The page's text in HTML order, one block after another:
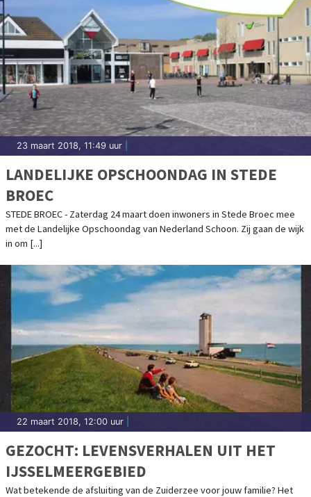
23 maart 2018, 11:49 uur
LANDELIJKE OPSCHOONDAG IN STEDE
BROEC
STEDE BROEC - Zaterdag 24 maart doen inwoners in Stede Broec mee
met de Landelijke Opschoondag van Nederland Schoon. Zij gaan de wijk
in om [...]
22 maart 2018, 12:00 uur
GEZOCHT: LEVENSVERHALEN UIT HET
IJSSELMEERGEBIED
Wat betekende de afsluiting van de Zuiderzee voor jouw familie? Het